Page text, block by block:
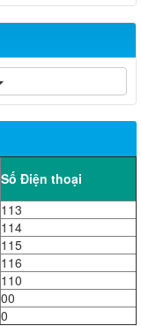
Số Điện thoại
113
114
115
116
110
00
0